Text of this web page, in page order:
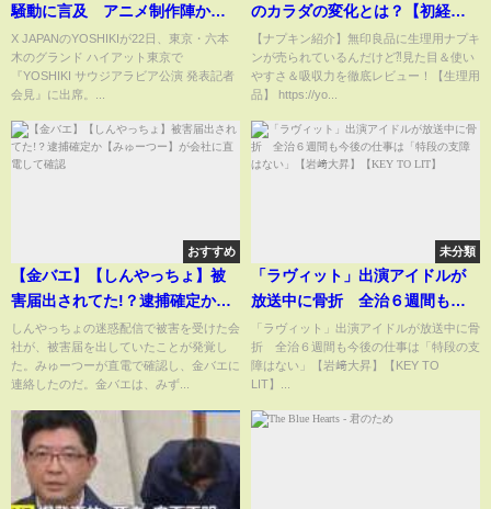
騒動に言及 アニメ制作陣から
の謝罪に胸中明かす「騒がせて
しまって申し訳なかった」
X JAPANのYOSHIKIが22日、東京・六本
木のグランド ハイアット東京で
『YOSHIKI サウジアラビア公演 発表記者
会見』に出席。...
のカラダの変化とは？【初経が
来るサイン】
【ナプキン紹介】無印良品に生理用ナプキ
ンが売られているんだけど⁈見た目＆使い
やすさ＆吸収力を徹底レビュー！【生理用
品】 https://yo...
おすすめ
【金バエ】【しんやっちょ】被
害届出されてた!？逮捕確定か
【みゅーつー】が会社に直電し
て確認
しんやっちょの迷惑配信で被害を受けた会
社が、被害届を出していたことが発覚し
た。みゅーつーが直電で確認し、金バエに
連絡したのだ。金バエは、みず...
未分類
「ラヴィット」出演アイドルが
放送中に骨折 全治６週間も今
後の仕事は「特段の支障はな
い」【岩﨑大昇】【KEY TO
LIT】
「ラヴィット」出演アイドルが放送中に骨
折 全治６週間も今後の仕事は「特段の支
障はない」【岩﨑大昇】【KEY TO
LIT】...